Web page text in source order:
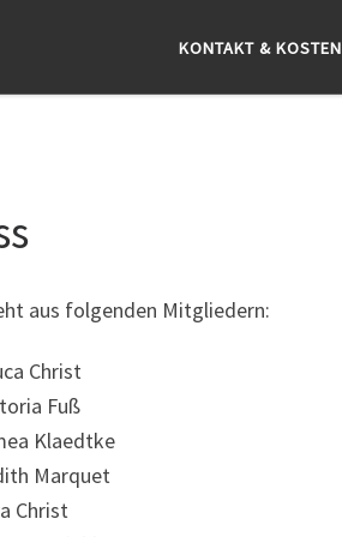
KONTAKT & KOSTEN
aus folgenden Mitgliedern:
Fuß
Klaedtke
Marquet
Christ